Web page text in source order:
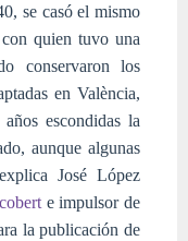
se casó el mismo
quien tuvo una
conservaron los
en València,
escondidas la
aunque algunas
José López
e impulsor de
la publicación de